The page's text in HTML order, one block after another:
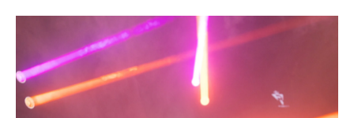
UKLJUČITE NOTIFIKACIJE